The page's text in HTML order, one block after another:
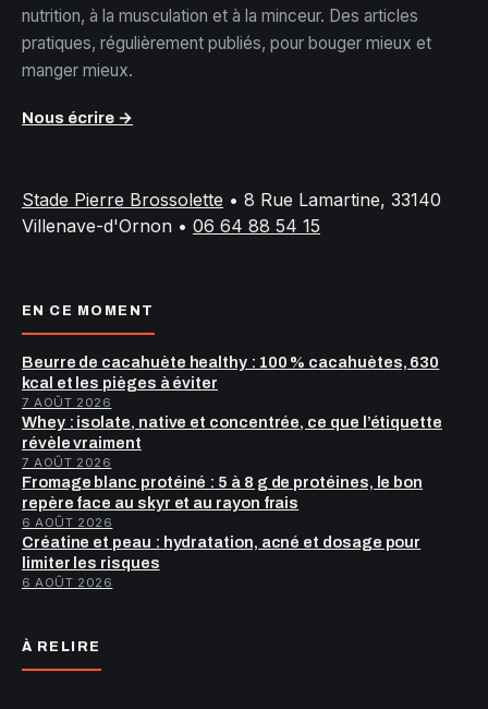
nutrition, à la musculation et à la minceur. Des articles
pratiques, régulièrement publiés, pour bouger mieux et
manger mieux.
Nous écrire →
Stade Pierre Brossolette • 8 Rue Lamartine, 33140
Villenave-d'Ornon • 06 64 88 54 15
EN CE MOMENT
Beurre de cacahuète healthy : 100 % cacahuètes, 630
kcal et les pièges à éviter
7 AOÛT 2026
Whey : isolate, native et concentrée, ce que l’étiquette
révèle vraiment
7 AOÛT 2026
Fromage blanc protéiné : 5 à 8 g de protéines, le bon
repère face au skyr et au rayon frais
6 AOÛT 2026
Créatine et peau : hydratation, acné et dosage pour
limiter les risques
6 AOÛT 2026
À RELIRE